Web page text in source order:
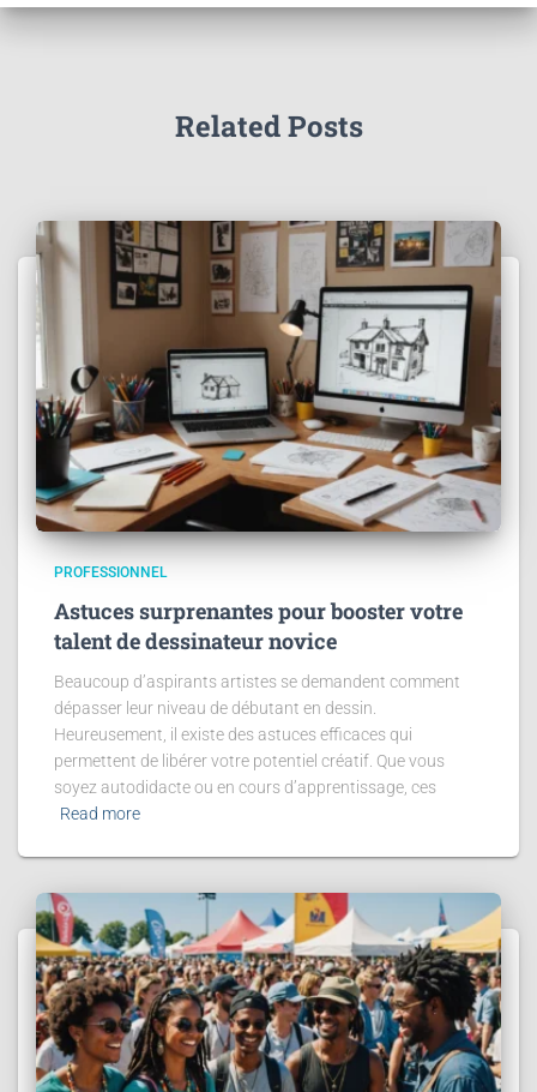
Related Posts
PROFESSIONNEL
Astuces surprenantes pour booster votre
talent de dessinateur novice
Beaucoup d’aspirants artistes se demandent comment
dépasser leur niveau de débutant en dessin.
Heureusement, il existe des astuces efficaces qui
permettent de libérer votre potentiel créatif. Que vous
soyez autodidacte ou en cours d’apprentissage, ces
Read more